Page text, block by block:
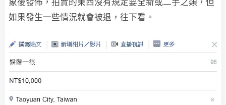
如果發生一些情況就會被退，往下看。